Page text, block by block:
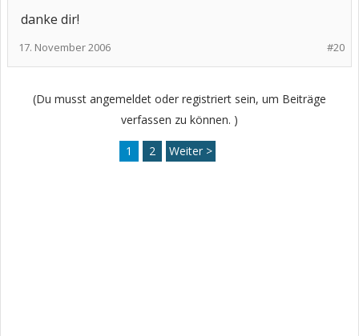
danke dir!
#20
17. November 2006
(Du musst angemeldet oder registriert sein, um Beiträge
verfassen zu können. )
1 2 Weiter >